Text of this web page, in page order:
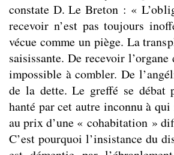
constate D. Le Breton : «
recevoir n’est pas toujours
vécue comme un piège. La
saisissante. De recevoir
impossible à combler. De
de la dette. Le greffé se débat
hanté par cet autre inconnu à
au prix d’une « cohabitation »
C’est pourquoi l’insistance du